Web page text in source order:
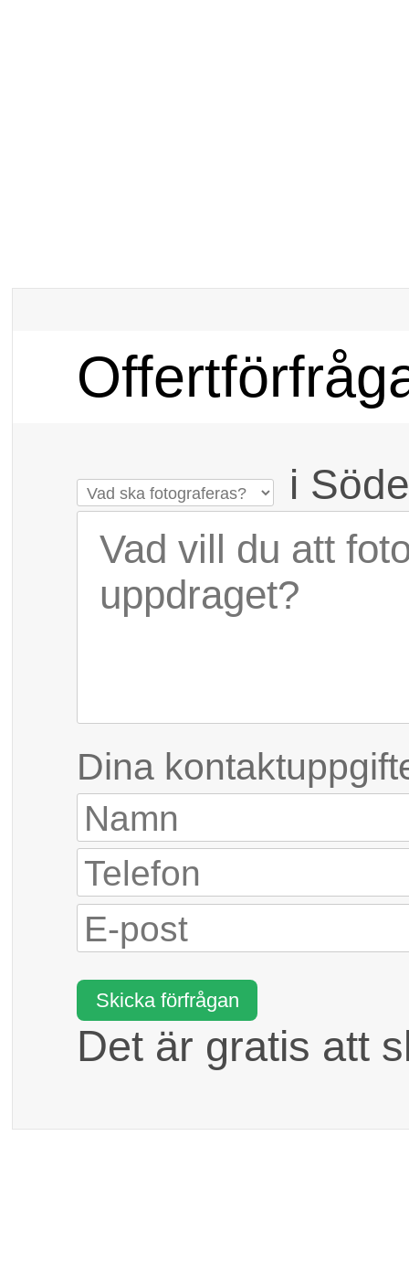
i
Dina
Det är gratis att